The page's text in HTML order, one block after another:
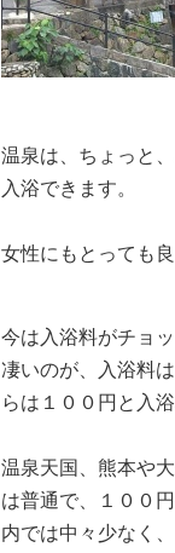
温泉は、ちょっと
入浴できます。
女性にもとっても
今は入浴料がチョ
凄いのが、入浴料
らは１００円と入
温泉天国、熊本や
は普通で、１００
内では中々少なく